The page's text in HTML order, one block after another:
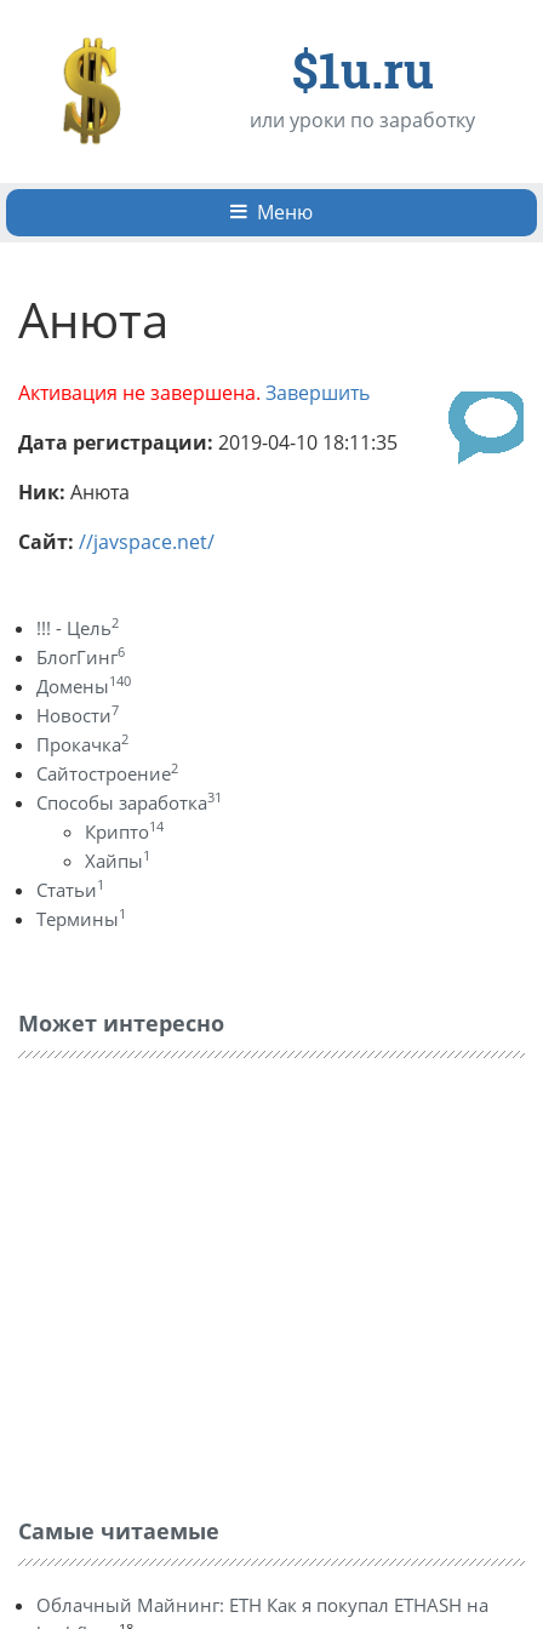
$1u.ru
или уроки по заработку
Меню
Анюта
Активация не завершена. Завершить
Дата регистрации: 2019-04-10 18:11:35
Ник: Анюта
Сайт: //javspace.net/
!!! - Цель2
БлогГинг6
Домены140
Новости7
Прокачка2
Сайтостроение2
Способы заработка31
Крипто14
Хайпы1
Статьи1
Термины1
Может интересно
Самые читаемые
Облачный Майнинг: ETH Как я покупал ETHASH на